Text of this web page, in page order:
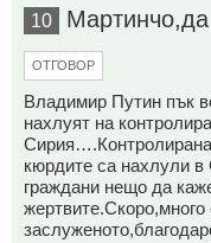
10 Мартинчо,да
ОТГОВОР
Владимир Путин пък
нахлуят на
кюрдите са нахлули в
граждани нещо да